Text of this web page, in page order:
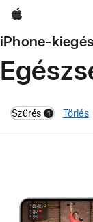
Apple
iPhone-
Szűrés 1
filters active
Törlés